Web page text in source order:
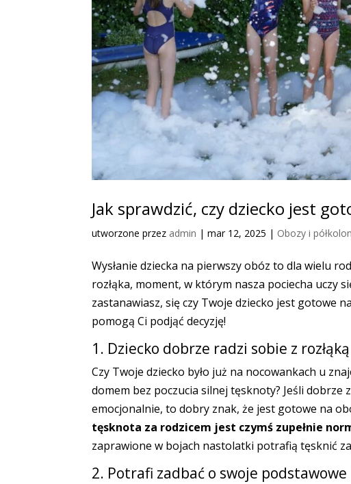
Jak sprawdzić, czy dziecko jest
utworzone przez admin |mar 12, 2025 | Obozy i
Wysłanie dziecka na pierwszy obóz to dla wielu
rozłąka, moment, w którym nasza pociecha uczy
zastanawiasz, się czy Twoje dziecko jest gotowe
pomogą Ci podjąć decyzję!
1. Dziecko dobrze radzi sobie z rozłąką
Czy Twoje dziecko było już na nocowankach u
domem bez poczucia silnej tęsknoty? Jeśli
emocjonalnie, to dobry znak, że jest gotowe na
tęsknota za rodzicem jest czymś zupełnie
zaprawione w bojach nastolatki potrafią tęsknić
2. Potrafi zadbać o swoje